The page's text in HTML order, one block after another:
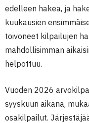
edelleen hakea, ja
kuukausien
toivoneet kilpailujen
mahdollisimman
helpottuu.
Vuoden 2026
syyskuun aikana,
osakilpailut.